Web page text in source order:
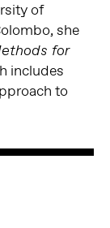
of
she
for
includes
to